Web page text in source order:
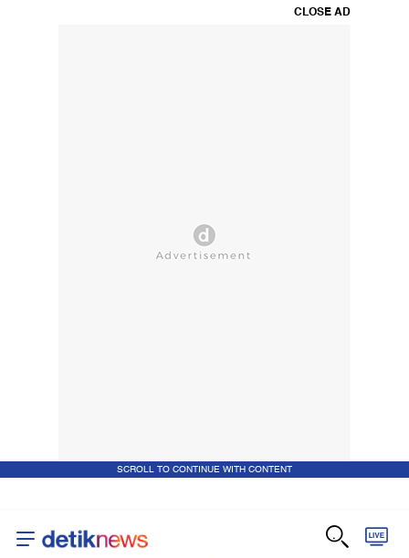
CLOSE AD
SCROLL TO CONTINUE WITH CONTENT